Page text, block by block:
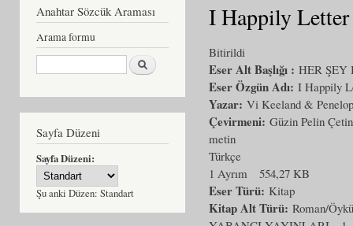
Anahtar Sözcük Araması
Arama formu
Ara
Sayfa Düzeni
Sayfa Düzeni:
Şu anki Düzen: Standart
I Happily
Bitirildi
Eser Alt Başlığı : HER
Eser Özgün Adı: I Happily
Yazar: Vi Keeland &
Çevirmeni: Güzin Pelin Çetin
metin
Türkçe
1 Ayrım
554,27 KB
Eser Türü: Kitap
Kitap Alt Türü: Roman/Öykü